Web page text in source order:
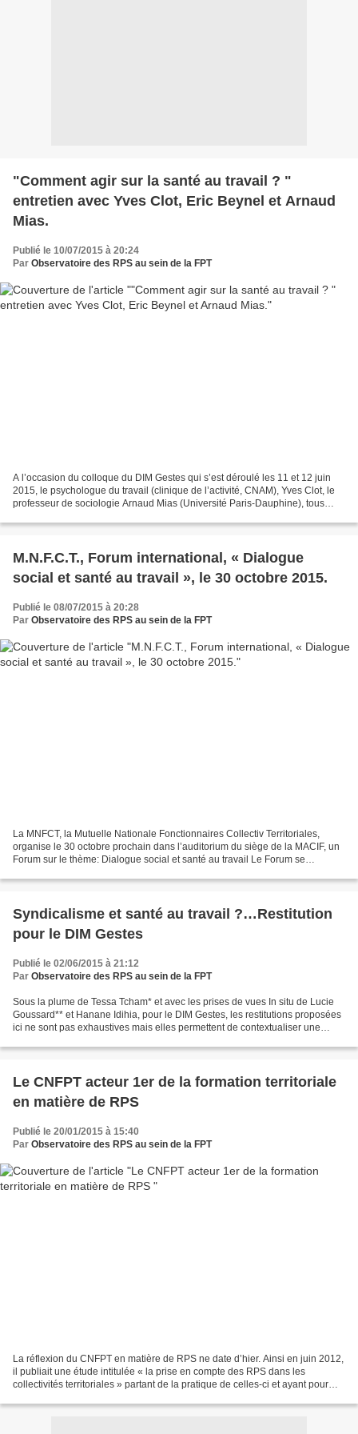
"Comment agir sur la santé au travail ? "
entretien avec Yves Clot, Eric Beynel et Arnaud
Mias.
Publié le 10/07/2015 à 20:24
Par Observatoire des RPS au sein de la FPT
A l’occasion du colloque du DIM Gestes qui s’est déroulé les 11 et 12 juin
2015, le psychologue du travail (clinique de l’activité, CNAM), Yves Clot, le
professeur de sociologie Arnaud Mias (Université Paris-Dauphine), tous
M.N.F.C.T., Forum international, « Dialogue
social et santé au travail », le 30 octobre 2015.
Publié le 08/07/2015 à 20:28
Par Observatoire des RPS au sein de la FPT
La MNFCT, la Mutuelle Nationale Fonctionnaires Collectiv Territoriales,
organise le 30 octobre prochain dans l’auditorium du siège de la MACIF, un
Forum sur le thème: Dialogue social et santé au travail Le Forum se
Syndicalisme et santé au travail ?…Restitution
pour le DIM Gestes
Publié le 02/06/2015 à 21:12
Par Observatoire des RPS au sein de la FPT
Sous la plume de Tessa Tcham* et avec les prises de vues In situ de Lucie
Goussard** et Hanane Idihia, pour le DIM Gestes, les restitutions proposées
ici ne sont pas exhaustives mais elles permettent de contextualiser une
Le CNFPT acteur 1er de la formation territoriale
en matière de RPS
Publié le 20/01/2015 à 15:40
Par Observatoire des RPS au sein de la FPT
La réflexion du CNFPT en matière de RPS ne date d’hier. Ainsi en juin 2012,
il publiait une étude intitulée « la prise en compte des RPS dans les
collectivités territoriales » partant de la pratique de celles-ci et ayant pour